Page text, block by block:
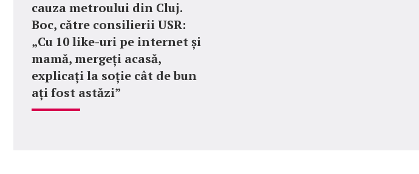
cauza metroului din Cluj.
Boc, către consilierii USR:
„Cu 10 like-uri pe internet și
mamă, mergeți acasă,
explicați la soție cât de bun
ați fost astăzi”